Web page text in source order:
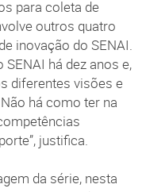
para coleta de
outros quatro
inovação do SENAI.
há dez anos e,
diferentes visões e
há como ter na
justifica.
da série, nesta